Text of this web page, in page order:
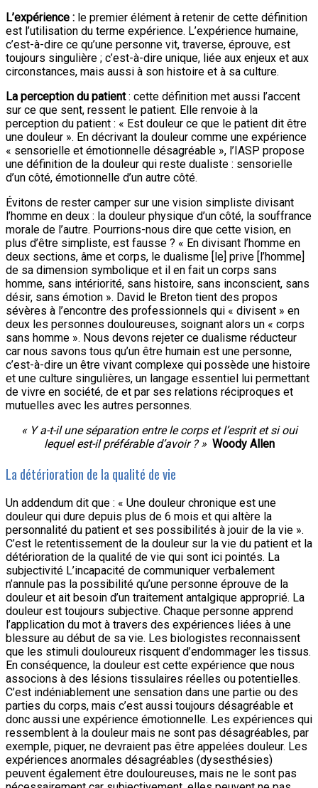
L’expérience : le premier élément à retenir de cette définition
est l’utilisation du terme expérience. L’expérience humaine,
c’est-à-dire ce qu’une personne vit, traverse, éprouve, est
toujours singulière ; c’est-à-dire unique, liée aux enjeux et aux
circonstances, mais aussi à son histoire et à sa culture.
La perception du patient: cette définition met aussi l’accent
sur ce que sent, ressent le patient. Elle renvoie à la
perception du patient : « Est douleur ce que le patient dit être
une douleur ». En décrivant la douleur comme une expérience
« sensorielle et émotionnelle désagréable », l’IASP propose
une définition de la douleur qui reste dualiste : sensorielle
d’un côté, émotionnelle d’un autre côté.
Évitons de rester camper sur une vision simpliste divisant
l’homme en deux : la douleur physique d’un côté, la souffrance
morale de l’autre. Pourrions-nous dire que cette vision, en
plus d’être simpliste, est fausse ? « En divisant l’homme en
deux sections, âme et corps, le dualisme [le] prive [l’homme]
de sa dimension symbolique et il en fait un corps sans
homme, sans intériorité, sans histoire, sans inconscient, sans
désir, sans émotion ». David le Breton tient des propos
sévères à l’encontre des professionnels qui « divisent » en
deux les personnes douloureuses, soignant alors un « corps
sans homme ». Nous devons rejeter ce dualisme réducteur
car nous savons tous qu’un être humain est une personne,
c’est-à-dire un être vivant complexe qui possède une histoire
et une culture singulières, un langage essentiel lui permettant
de vivre en société, de et par ses relations réciproques et
mutuelles avec les autres personnes.
« Y a-t-il une séparation entre le corps et l’esprit et si oui
lequel est-il préférable d’avoir ? » Woody Allen
La détérioration de la qualité de vie
Un addendum dit que : « Une douleur chronique est une
douleur qui dure depuis plus de 6 mois et qui altère la
personnalité du patient et ses possibilités à jouir de la vie ».
C’est le retentissement de la douleur sur la vie du patient et la
détérioration de la qualité de vie qui sont ici pointés. La
subjectivité L’incapacité de communiquer verbalement
n’annule pas la possibilité qu’une personne éprouve de la
douleur et ait besoin d’un traitement antalgique approprié. La
douleur est toujours subjective. Chaque personne apprend
l’application du mot à travers des expériences liées à une
blessure au début de sa vie. Les biologistes reconnaissent
que les stimuli douloureux risquent d’endommager les tissus.
En conséquence, la douleur est cette expérience que nous
associons à des lésions tissulaires réelles ou potentielles.
C’est indéniablement une sensation dans une partie ou des
parties du corps, mais c’est aussi toujours désagréable et
donc aussi une expérience émotionnelle. Les expériences qui
ressemblent à la douleur mais ne sont pas désagréables, par
exemple, piquer, ne devraient pas être appelées douleur. Les
expériences anormales désagréables (dysesthésies)
peuvent également être douloureuses, mais ne le sont pas